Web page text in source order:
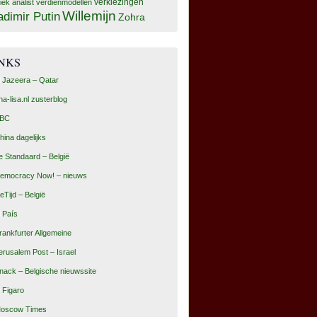
analist verdienmodellen verkiezingen
PutinWillemijn Zohra
Jazeera – Qatar
lisa.nl zusterblog
dagelijks
Standaard – België
Now! – nieuws
– België
País
Allgemeine
Post – Israel
– Belgische nieuwssite
Figaro
Times